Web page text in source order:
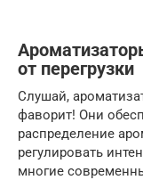
от перегрузки
Слушай,
фаворит! Они
распределение
регулировать
многие